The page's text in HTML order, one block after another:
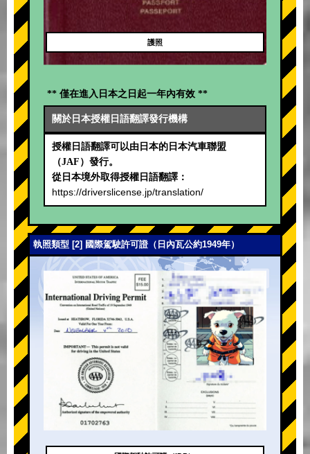
護照
** 僅在進入日本之日起一年內有效 **
關於日本授權日語翻譯發行機構
授權日語翻譯可以由日本的日本汽車聯盟
（JAF）發行。
從日本境外取得授權日語翻譯：
https://driverslicense.jp/translation/
執照類型 [2] 國際駕駛許可證（日內瓦公約1949年）